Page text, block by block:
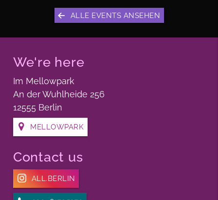
ALLE EVENTS ANSEHEN
We're here
Im Mellowpark
An der Wuhlheide 256
12555 Berlin
MELLOWPARK
Contact us
ALL.BERLIN